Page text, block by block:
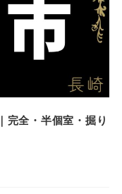
完全・半個室・掘り